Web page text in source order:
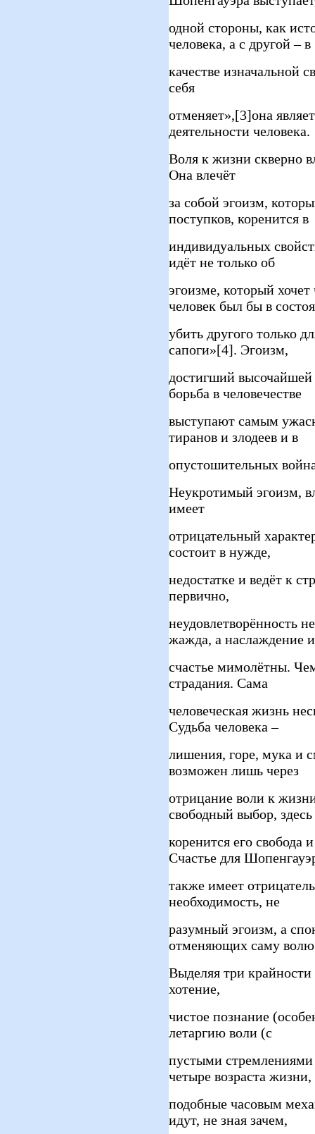
одной стороны, как
человека, а с другой – в
качестве изначальной
себя
отменяет»,[3]она
деятельности человека.
Воля к жизни скверно
Она влечёт
за собой эгоизм,
поступков, коренится в
индивидуальных
идёт не только об
эгоизме, который
человек был бы в
убить другого только
сапоги»[4]. Эгоизм,
достигший высочайшей
борьба в человечестве
выступают самым
тиранов и злодеев и в
опустошительных
Неукротимый эгоизм,
имеет
отрицательный
состоит в нужде,
недостатке и ведёт к
первично,
неудовлетворённость
жажда, а наслаждение и
счастье мимолётны.
страдания. Сама
человеческая жизнь
Судьба человека –
лишения, горе, мука и
возможен лишь через
отрицание воли к
свободный выбор, здесь
коренится его свобода
Счастье для
также имеет
необходимость, не
разумный эгоизм, а
отменяющих саму
Выделяя три
хотение,
чистое познание
летаргию воли (с
пустыми
четыре возраста жизни,
подобные часовым
идут, не зная зачем,